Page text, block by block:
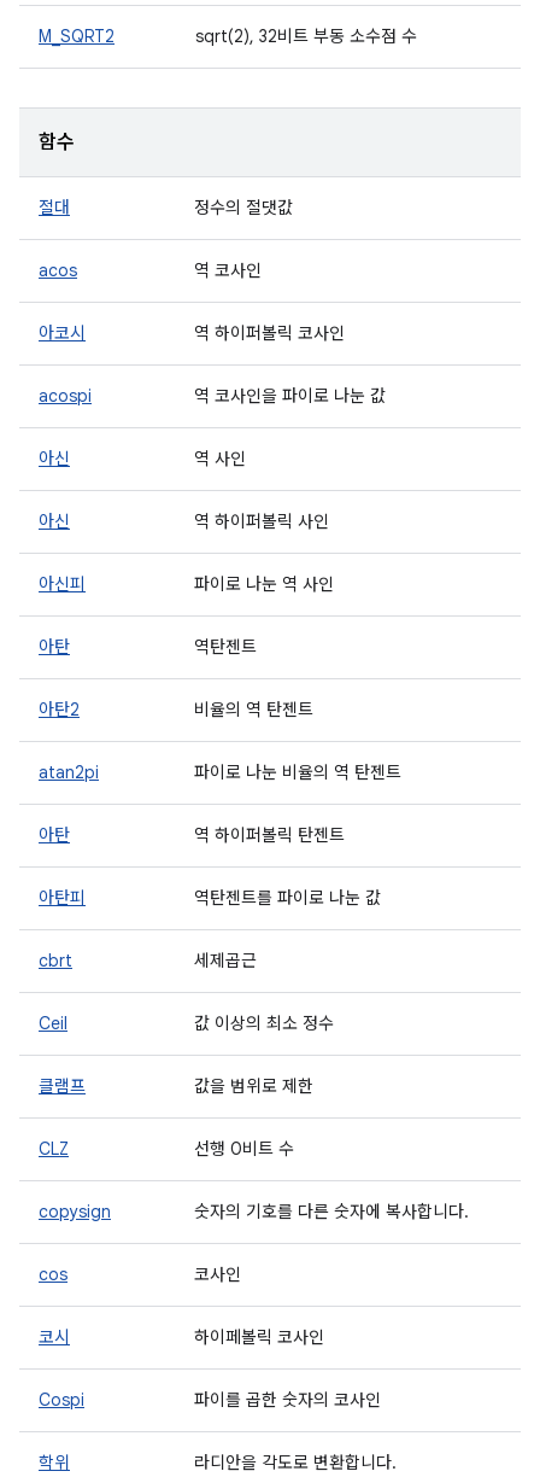
M_SQRT2 sqrt(2), 32비트 부동 소수점 수
함수
절대 정수의 절댓값
acos 역 코사인
아코시 역 하이퍼볼릭 코사인
acospi 역 코사인을 파이로 나눈 값
아신 역 사인
아신 역 하이퍼볼릭 사인
아신피 파이로 나눈 역 사인
아탄 역탄젠트
아탄2 비율의 역 탄젠트
atan2pi 파이로 나눈 비율의 역 탄젠트
아탄 역 하이퍼볼릭 탄젠트
아탄피 역탄젠트를 파이로 나눈 값
cbrt 세제곱근
Ceil 값 이상의 최소 정수
클램프 값을 범위로 제한
CLZ 선행 0비트 수
copysign 숫자의 기호를 다른 숫자에 복사합니다.
cos 코사인
코시 하이페볼릭 코사인
Cospi 파이를 곱한 숫자의 코사인
학위 라디안을 각도로 변환합니다.